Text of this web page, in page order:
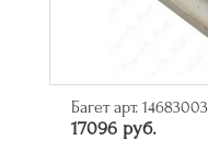
Багет арт. 14683003
17096 руб.